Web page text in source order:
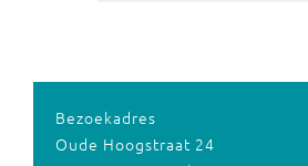
Bezoekadres
Oude Hoogstraat 24